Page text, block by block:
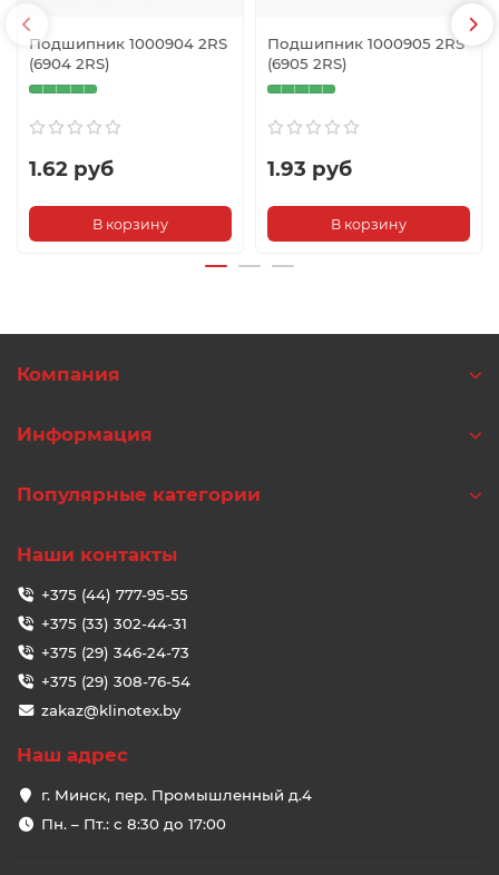
Подшипник 1000904 2RS
(6904 2RS)
1.62 руб
В корзину
Подшипник 1000905 2RS
(6905 2RS)
1.93 руб
В корзину
Компания
Информация
Популярные категории
Наши контакты
+375 (44) 777-95-55
+375 (33) 302-44-31
+375 (29) 346-24-73
+375 (29) 308-76-54
zakaz@klinotex.by
Наш адрес
г. Минск, пер. Промышленный д.4
Пн. – Пт.: с 8:30 до 17:00